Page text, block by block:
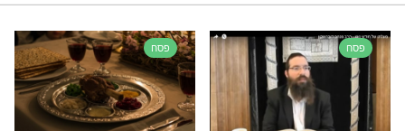
תוכן בנושא פסח